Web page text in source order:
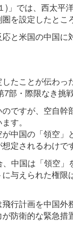
」では、西太平
を設定したとこ
と米国の中国に
たことが伝わ
部・際限なき挑
ですが、空自
す。
中国の「領空
定されるわけで
中国は「領空
与えられた権
行計画を中国外
防衛的な緊急措